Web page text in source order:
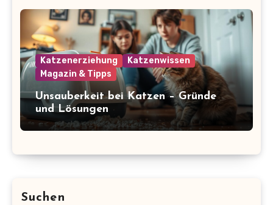
Katzenerziehung
Katzenwissen
Magazin & Tipps
Unsauberkeit bei Katzen – Gründe
und Lösungen
Suchen